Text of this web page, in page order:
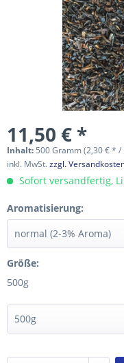
11,50 € *
Inhalt: 500 Gramm (2,30 € * /
inkl. MwSt.zzgl.
Sofort versandfertig,
Aromatisierung:
Größe:
500g